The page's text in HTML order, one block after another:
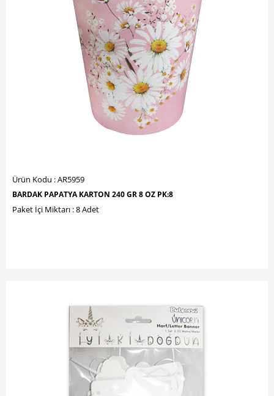
Ürün Kodu : AR5959
BARDAK PAPATYA KARTON 240 GR 8 OZ PK:8
Paket İçi Miktarı : 8 Adet